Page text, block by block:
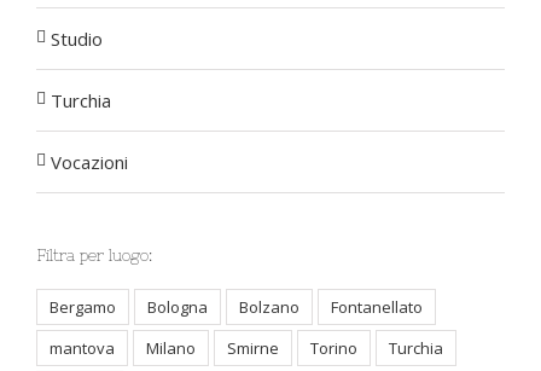
Studio
Turchia
Vocazioni
Filtra per luogo:
Bergamo Bologna Bolzano
Fontanellato
mantova
Milano Smirne Torino
Turchia